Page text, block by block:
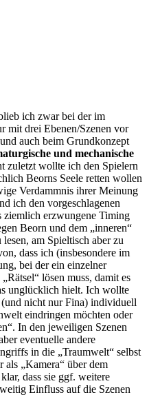
ich zwar bei der im
mit drei Ebenen/Szenen vor
auch beim Grundkonzept
und mechanische
zuletzt wollte ich den Spielern
Beorns Seele retten wollen
Verdammnis ihrer Meinung
ich den vorgeschlagenen
ziemlich erzwungene Timing
Beorn und dem „inneren“
am Spieltisch aber zu
dass ich (insbesondere im
bei der ein einzelner
lösen muss, damit es
unglücklich hielt. Ich wollte
(und nicht nur Fina) individuell
eindringen möchten oder
In den jeweiligen Szenen
eventuelle andere
in die „Traumwelt“ selbst
als „Kamera“ über dem
dass sie ggf. weitere
Einfluss auf die Szenen